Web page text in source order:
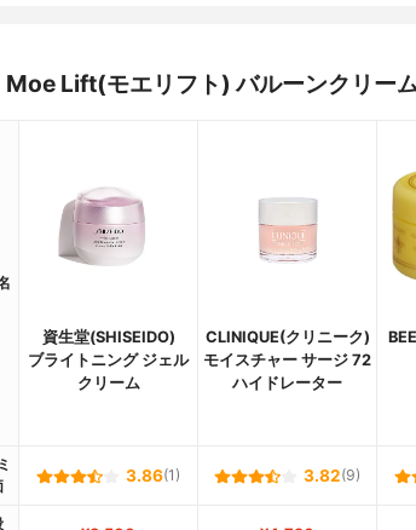
Moe Lift(モエリフト) バルーンクリー
資生堂(SHISEIDO)
ブライトニング ジェル
クリーム
CLINIQUE(クリニーク)
モイスチャー サージ 72
ハイドレーター
3.86(1) 3.82(9)